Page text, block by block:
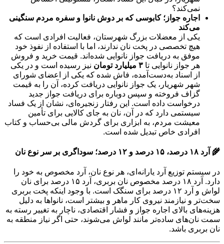
نمی‌کند؟
اجاره جواز؛ کابوسی که بر دوش نانوا و سفره مردم سنگینی
می‌کند
یکی از معضلات بزرگ شهرستان، فعالیت افرادی است که
هیچ تخصصی در پخت نان ندارند، اما با استفاده از نفوذ خود
موفق به دریافت جواز نانوایی شده‌اند. قیمت خرید و فروش
هر جواز نانوایی تا ۳ میلیارد تومان
نیز رسیده است و در یکی
از اسناد به‌دست‌آمده، فاش شده که یکی از اعضای شورای
شهر شهریار، یک جواز نانوایی دریافت کرده، آن را به قیمت
گزاف فروخته و سپس دوباره برای دریافت جواز جدید
درخواست داده است. این رفتار زنجیره‌ای، نشان از یک فساد
سیستمی دارد که در آن، نان به جای کالایی برای تأمین
معیشت مردم، به ابزاری برای گردش مالی بی‌حساب و کتاب
افرادی خاص تبدیل شده است.
🌾 آرد ۱۸ درصد، ۱۵ درصد و ۱۲ درصد؛ سوداگری بر سر نوع نان
در سیستم توزیع آرد یارانه‌ای، هر نوع نان، آرد مخصوص به خود را
دارد. آرد ۱۸ درصد مخصوص نان بربری، آرد ۱۵ درصد برای نان
لواش و آرد ۱۲ درصد برای سنگک است. با وجود اینکه پخت بربری
سخت‌تر و نیازمند نیروی کار ماهر و بیشتر است، نانواها به دلیل
هزینه‌های بالای اجاره جواز و فشار اقتصادی، ناچار به تغییر رسته به
سمت نان‌های ساده‌تر مانند لواش می‌شوند، حتی اگر نیاز منطقه به
نان بربری باشد.